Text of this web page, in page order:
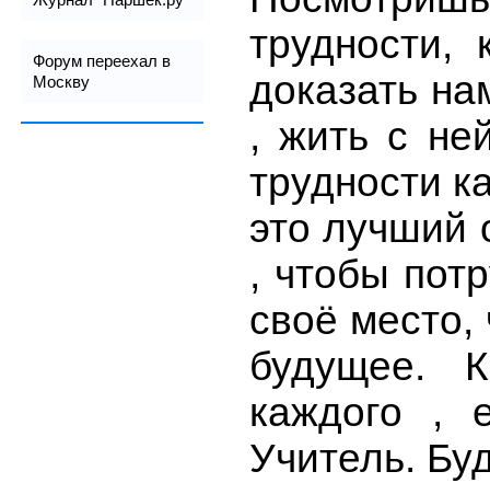
Форум переехал в
Москву
трудности,
доказать
, жить с
трудности
это лучший
, чтобы
своё место,
будущее.
каждого ,
Учитель.